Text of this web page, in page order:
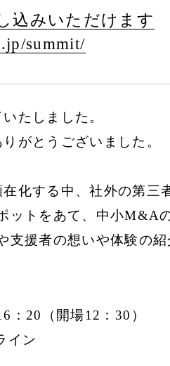
込みいただけます
summit/
たしました。
がとうございました。
化する中、社外の第三
トをあて、中小M&A
援者の想いや体験の
：20（開場12：30）
イン